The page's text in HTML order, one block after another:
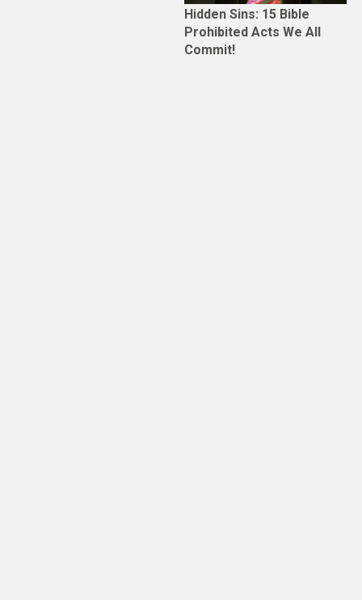
Hidden Sins: 15 Bible
Prohibited Acts We All
Commit!